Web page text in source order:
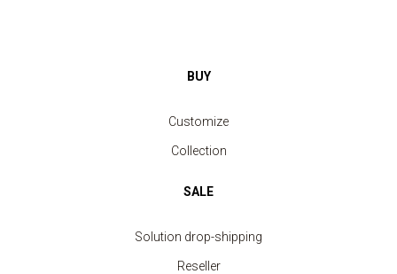
BUY
Customize
Collection
SALE
Solution drop-shipping
Reseller